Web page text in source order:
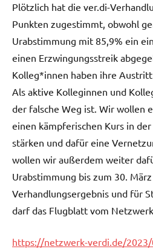
Plötzlich hat die ver.di-
Punkten zugestimmt, obwohl
Urabstimmung mit 85,9% ein
einen Erzwingungsstreik
Kolleg*innen haben ihre
Als aktive Kolleginnen und
der falsche Weg ist. Wir wollen
einen kämpferischen Kurs in
stärken und dafür eine
wollen wir außerdem weiter
Urabstimmung bis zum 30.
Verhandlungsergebnis und für
darf das Flugblatt vom
https://netzwerk-verdi.de/